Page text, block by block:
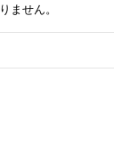
りません。